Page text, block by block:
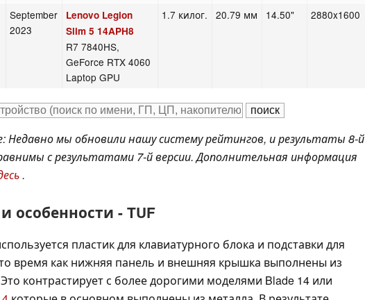
September
2023
Lenovo Legion
Slim 5 14APH8
R7 7840HS,
GeForce RTX 4060
Laptop GPU
1.7 килог. 20.79 мм 14.50" 2880x1600
Недавно мы обновили нашу систему рейтингов, и результаты 8-й
с результатами 7-й версии. Дополнительная информация
.
особенности - TUF
пластик для клавиатурного блока и подставки для
время как нижняя панель и внешняя крышка выполнены из
контрастирует с более дорогими моделями Blade 14 или